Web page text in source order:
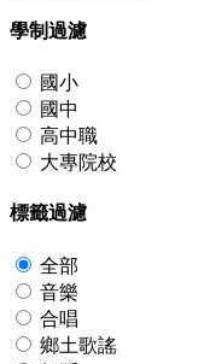
學制過濾
國小
國中
高中職
大專院校
標籤過濾
全部
音樂
合唱
鄉土歌謠